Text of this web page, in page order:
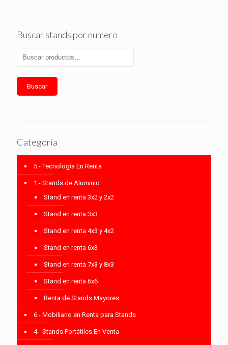
Buscar stands por numero
Buscar
Categoría
5.- Tecnología En Renta
1.- Stands de Aluminio
Stand en renta 3x2 y 2x2
Stand en renta 3x3
Stand en renta 4x3 y 4x2
Stand en renta 6x3
Stand en renta 7x3 y 8x3
Stand en renta 6x6
Renta de Stands Mayores
6.- Mobiliario en Renta para Stands
4.- Stands Portátiles En Venta